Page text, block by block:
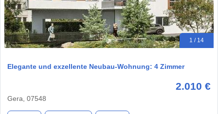
1 / 14
Elegante und exzellente Neubau-Wohnung: 4 Zimmer
2.010 €
Gera, 07548